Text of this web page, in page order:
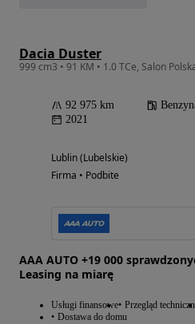
Dacia Duster
92 975 km
2021
Lublin (Lubelskie)
Firma • Podbite
AAA AUTO +19 000
Leasing na miarę
Usługi finansowe Przegląd
Dostawa do domu